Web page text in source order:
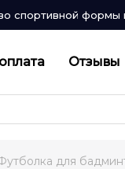
спортивной формы
Отзывы
для